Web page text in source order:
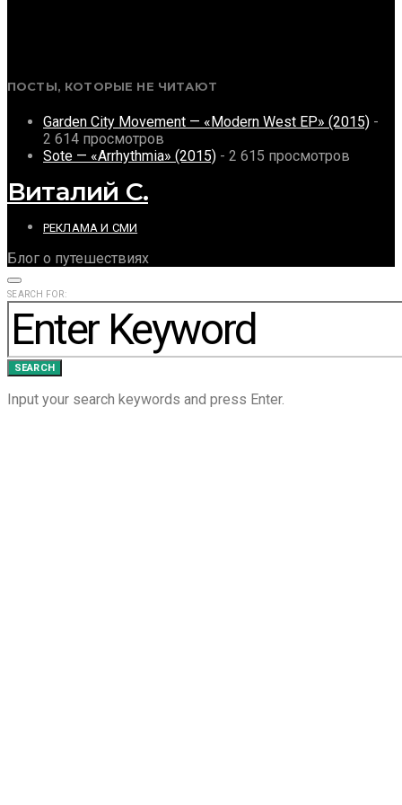
ПОСТЫ, КОТОРЫЕ НЕ ЧИТАЮТ
Garden City Movement — «Modern West EP» (2015) -
2 614 просмотров
Sote — «Arrhythmia» (2015) - 2 615 просмотров
Виталий С.
РЕКЛАМА И СМИ
Блог о путешествиях
SEARCH FOR:
SEARCH
Input your search keywords and press Enter.